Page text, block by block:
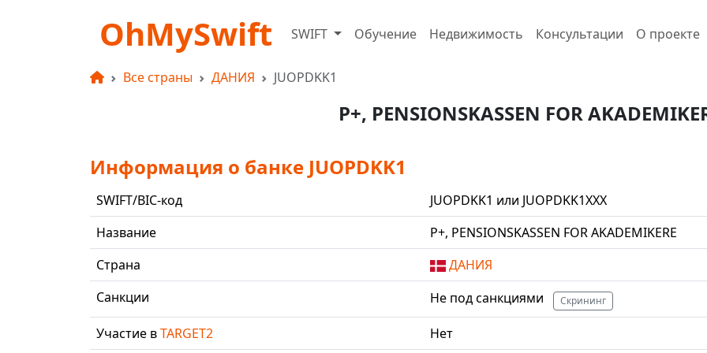
OhMySwift SWIFT Обучение Недвижимость Консультации О проекте
Все страны ДАНИЯ JUOPDKK1
P+, PENSIONSKASSEN FOR
Информация о банке JUOPDKK1
SWIFT/BIC-код
JUOPDKK1 или JUOPDKK1XXX
Название
P+, PENSIONSKASSEN FOR AKADEMIKERE
Страна
ДАНИЯ
Санкции
Не под санкциями Скрининг
Участие вTARGET2 Нет